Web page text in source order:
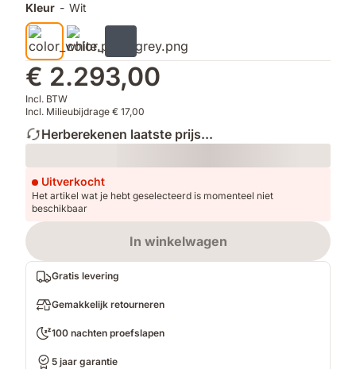
Kleur - Wit
€ 2.293,00
Incl. BTW
Incl. Milieubijdrage € 17,00
Herberekenen laatste prijs...
Loading
Uitverkocht
Het artikel wat je hebt geselecteerd is momenteel niet
beschikbaar
In winkelwagen
Gratis levering
Gemakkelijk retourneren
100 nachten proefslapen
5 jaar garantie